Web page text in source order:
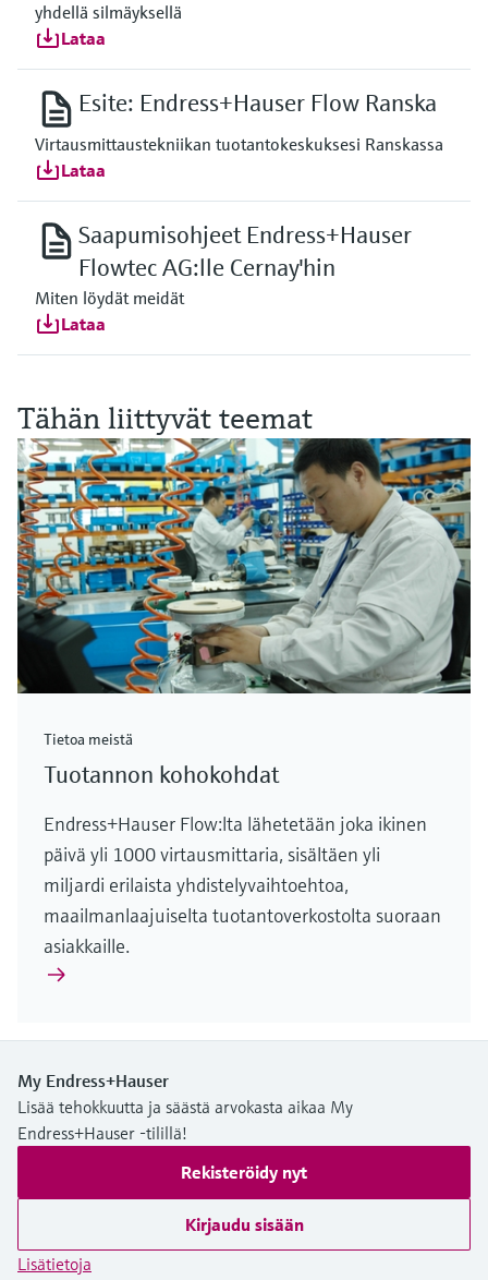
yhdellä silmäyksellä
Lataa
Esite: Endress+Hauser Flow Ranska
Virtausmittaustekniikan tuotantokeskuksesi Ranskassa
Lataa
Saapumisohjeet Endress+Hauser
Flowtec AG:lle Cernay'hin
Miten löydät meidät
Lataa
Tähän liittyvät teemat
Tietoa meistä
Tuotannon kohokohdat
Endress+Hauser Flow:lta lähetetään joka ikinen
päivä yli 1000 virtausmittaria, sisältäen yli
miljardi erilaista yhdistelyvaihtoehtoa,
maailmanlaajuiselta tuotantoverkostolta suoraan
asiakkaille.
My Endress+Hauser
Lisää tehokkuutta ja säästä arvokasta aikaa My
Endress+Hauser -tilillä!
Rekisteröidy nyt
Kirjaudu sisään
Lisätietoja